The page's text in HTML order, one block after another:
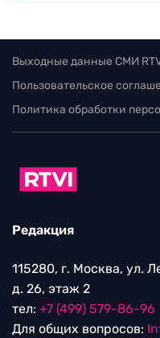
Выходные данные СМИ
Пользовательское
Политика обработки
Редакция
115280, г. Москва, ул.
д. 26, этаж 2
тел: +7 (499) 579-86-96
Для общих вопросов: